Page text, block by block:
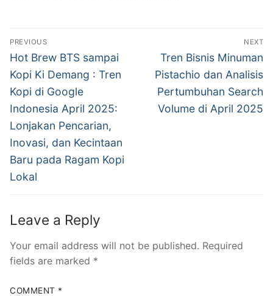
Post
navigation
PREVIOUS
Previous
post:
Hot Brew BTS sampai
Kopi Ki Demang : Tren
Kopi di Google
Indonesia April 2025:
Lonjakan Pencarian,
Inovasi, dan Kecintaan
Baru pada Ragam Kopi
Lokal
NEXT
Next
post:
Tren Bisnis Minuman
Pistachio dan Analisis
Pertumbuhan Search
Volume di April 2025
Leave a Reply
Your email address will not be published. Required
fields are marked *
COMMENT *